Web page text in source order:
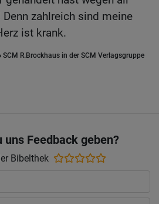
zahlreich sind meine
ist krank.
R.Brockhaus in der SCM Verlagsgruppe
Feedback geben?
Bibelthek